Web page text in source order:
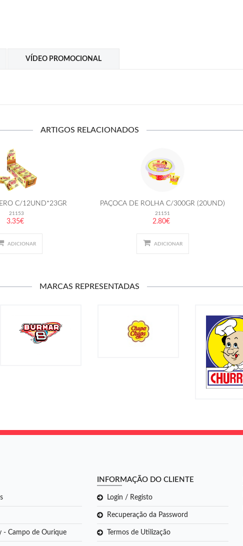
VÍDEO PROMOCIONAL
ARTIGOS RELACIONADOS
C/12UND*23GR
21153
3.35€
ADICIONAR
PAÇOCA DE ROLHA C/300GR (20UND)
21151
2.80€
ADICIONAR
MARCAS REPRESENTADAS
- Campo de Ourique
INFORMAÇÃO DO CLIENTE
Login / Registo
Recuperação da Password
Termos de Utilização